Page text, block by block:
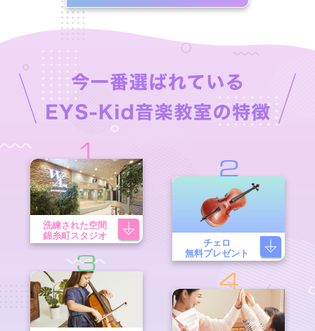
1
洗練された空間
錦糸町スタジオ
2
チェロ
無料プレゼント
3
4